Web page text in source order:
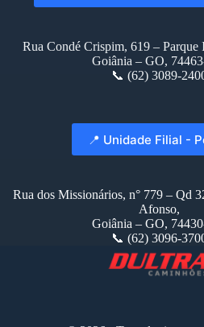
Rua Condé Crispim, 619 – Parque
Goiânia – GO,
📞 (62) 3089-
📍 Unidade Filial -
Rua dos Missionários, n° 779 – Qd
Afonso,
Goiânia – GO,
📞 (62) 3096-